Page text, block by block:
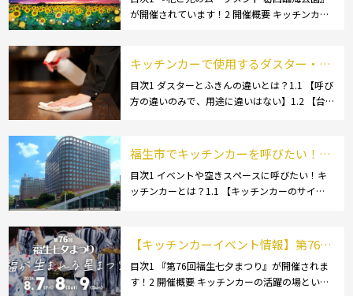
れています！
が開催されています！2 開催概要 キッチンカー
ルメイベントが催されています。 開業前にキ
キッチンカーで使用するダスター・ふ
きんの選び方とは？おすすめ商品3選
も紹介！
目次1 ダスターとふきんの違いとは？1.1 【呼び
方の違いのみで、用途に違いはない】1.2 【台
特徴2.1 【綿】2.2 【マイクロ […]
福生市でキッチンカーを呼びたい！派
遣してもらうにはどうすれば良いの？
依頼の流れや人気メニューを解説
目次1 イベントや空きスペースに呼びたい！キ
ッチンカーとは？1.1 【キッチンカーのサイ
チンカー:1t～ […]
【キッチンカーイベント情報】第76回
福生七夕まつりが開催されます！
目次1 『第76回福生七夕まつり』が開催されま
す！2 開催概要 キッチンカーの活躍の場といえ